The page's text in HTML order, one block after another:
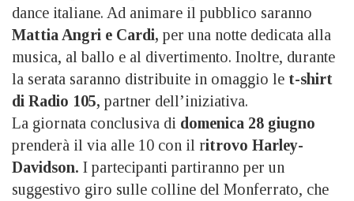
dance italiane. Ad animare il pubblico saranno
Mattia Angri e Cardi, per una notte dedicata alla
musica, al ballo e al divertimento. Inoltre, durante
la serata saranno distribuite in omaggio le t-shirt
di Radio 105, partner dell’iniziativa.
La giornata conclusiva di domenica 28 giugno
prenderà il via alle 10 con il ritrovo Harley-
Davidson. I partecipanti partiranno per un
suggestivo giro sulle colline del Monferrato, che